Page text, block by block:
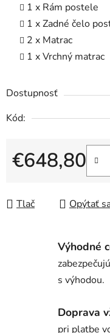
1 x Rám postele
1 x Zadné čelo
2 x Matrac
1 x Vrchný matrac
Dostupnosť
Kód:
€648,80
Tlač Opýtať
Výhodné
s výhodou.
Doprava
pri platbe